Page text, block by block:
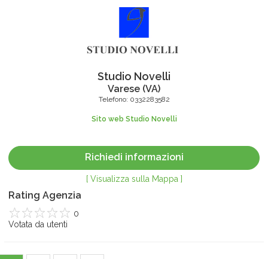
Studio Novelli
Varese (VA)
Telefono: 0332283582
Sito web Studio Novelli
Richiedi informazioni
[ Visualizza sulla Mappa ]
Rating Agenzia
5
4
3
2
1
0
Votata da utenti